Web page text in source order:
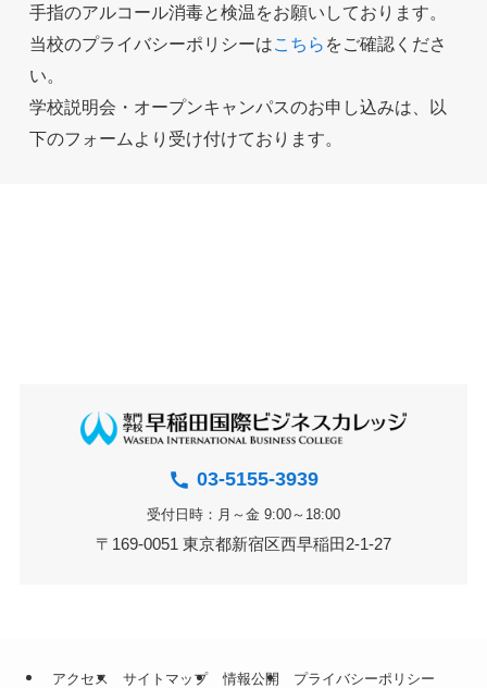
手指のアルコール消毒と検温をお願いしております。
当校のプライバシーポリシーはこちら をご確認くださ
い。
学校説明会・オープンキャンパスのお申し込みは、以
下のフォームより受け付けております。
03-5155-3939
受付日時：月～金 9:00～18:00
〒169-0051 東京都新宿区西早稲田2-1-27
アクセス サイトマップ 情報公開 プライバシーポリシー